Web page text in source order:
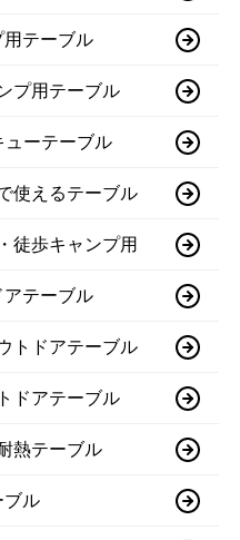
用テーブル
プ用テーブル
ューテーブル
使えるテーブル
徒歩キャンプ用
テーブル
トドアテーブル
ドアテーブル
熱テーブル
ブル